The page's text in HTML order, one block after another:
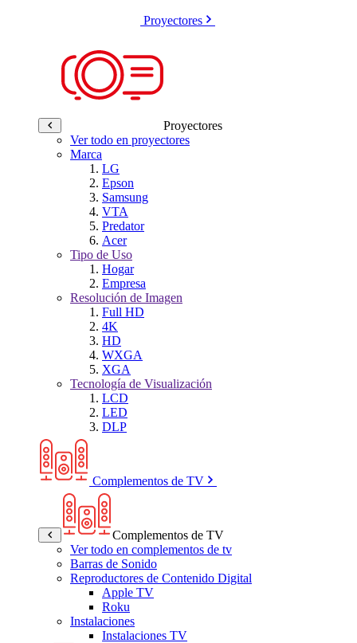
Proyectores
Proyectores
Ver todo en proyectores
Marca
LG
Epson
Samsung
VTA
Predator
Acer
Tipo de Uso
Hogar
Empresa
Resolución de Imagen
Full HD
4K
HD
WXGA
XGA
Tecnología de Visualización
LCD
LED
DLP
Complementos de TV
Complementos de TV
Ver todo en complementos de tv
Barras de Sonido
Reproductores de Contenido Digital
Apple TV
Roku
Instalaciones
Instalaciones TV